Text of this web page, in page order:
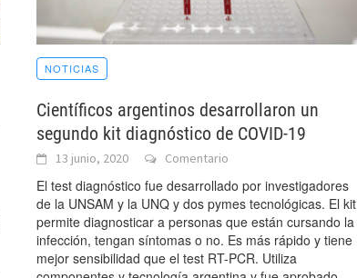
NOTICIAS
Científicos argentinos desarrollaron un
segundo kit diagnóstico de COVID-19
13 junio, 2020 Comentario
El test diagnóstico fue desarrollado por investigadores
de la UNSAM y la UNQ y dos pymes tecnológicas. El kit
permite diagnosticar a personas que están cursando la
infección, tengan síntomas o no. Es más rápido y tiene
mejor sensibilidad que el test RT-PCR. Utiliza